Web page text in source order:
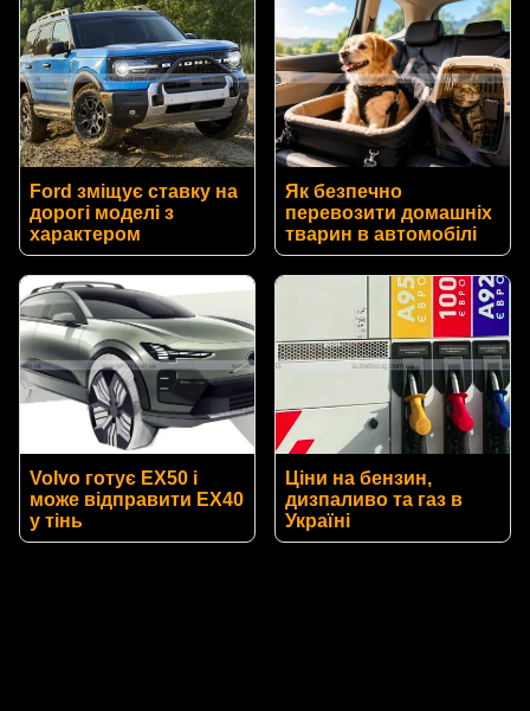
Ford зміщує ставку на
дорогі моделі з
характером
Як безпечно
перевозити домашніх
тварин в автомобілі
Volvo готує EX50 і
може відправити EX40
у тінь
Ціни на бензин,
дизпаливо та газ в
Україні